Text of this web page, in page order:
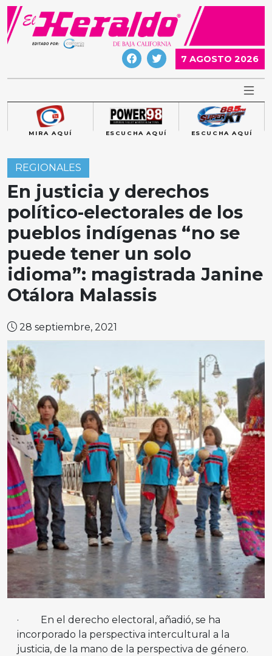
Skip
content
7 AGOSTO 2026
MIRA AQUÍ ESCUCHA AQUÍ ESCUCHA AQUÍ
REGIONALES
En justicia y derechos
político-electorales de los
pueblos indígenas “no se
puede tener un solo
idioma”: magistrada Janine
Otálora Malassis
28 septiembre, 2021
· En el derecho electoral, añadió, se ha
incorporado la perspectiva intercultural a la
justicia, de la mano de la perspectiva de género.